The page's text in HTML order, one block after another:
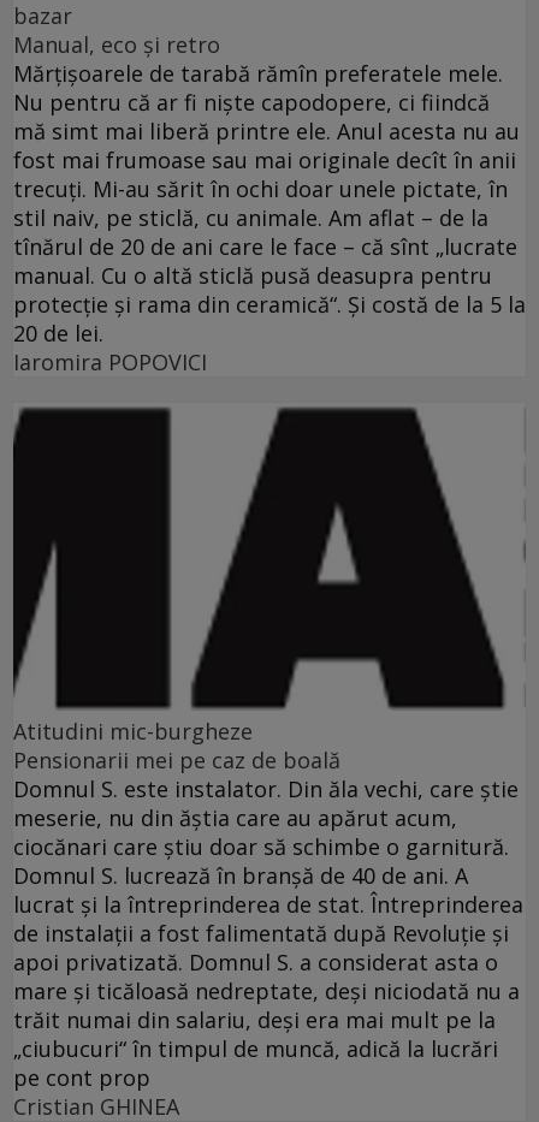
bazar
Manual, eco şi retro
Mărţişoarele de tarabă rămîn preferatele mele.
Nu pentru că ar fi nişte capodopere, ci fiindcă
mă simt mai liberă printre ele. Anul acesta nu au
fost mai frumoase sau mai originale decît în anii
trecuţi. Mi-au sărit în ochi doar unele pictate, în
stil naiv, pe sticlă, cu animale. Am aflat – de la
tînărul de 20 de ani care le face – că sînt „lucrate
manual. Cu o altă sticlă pusă deasupra pentru
protecţie şi rama din ceramică“. Şi costă de la 5 la
20 de lei.
Iaromira POPOVICI
Atitudini mic-burgheze
Pensionarii mei pe caz de boală
Domnul S. este instalator. Din ăla vechi, care ştie
meserie, nu din ăştia care au apărut acum,
ciocănari care ştiu doar să schimbe o garnitură.
Domnul S. lucrează în branşă de 40 de ani. A
lucrat şi la întreprinderea de stat. Întreprinderea
de instalaţii a fost falimentată după Revoluţie şi
apoi privatizată. Domnul S. a considerat asta o
mare şi ticăloasă nedreptate, deşi niciodată nu a
trăit numai din salariu, deşi era mai mult pe la
„ciubucuri“ în timpul de muncă, adică la lucrări
pe cont prop
Cristian GHINEA